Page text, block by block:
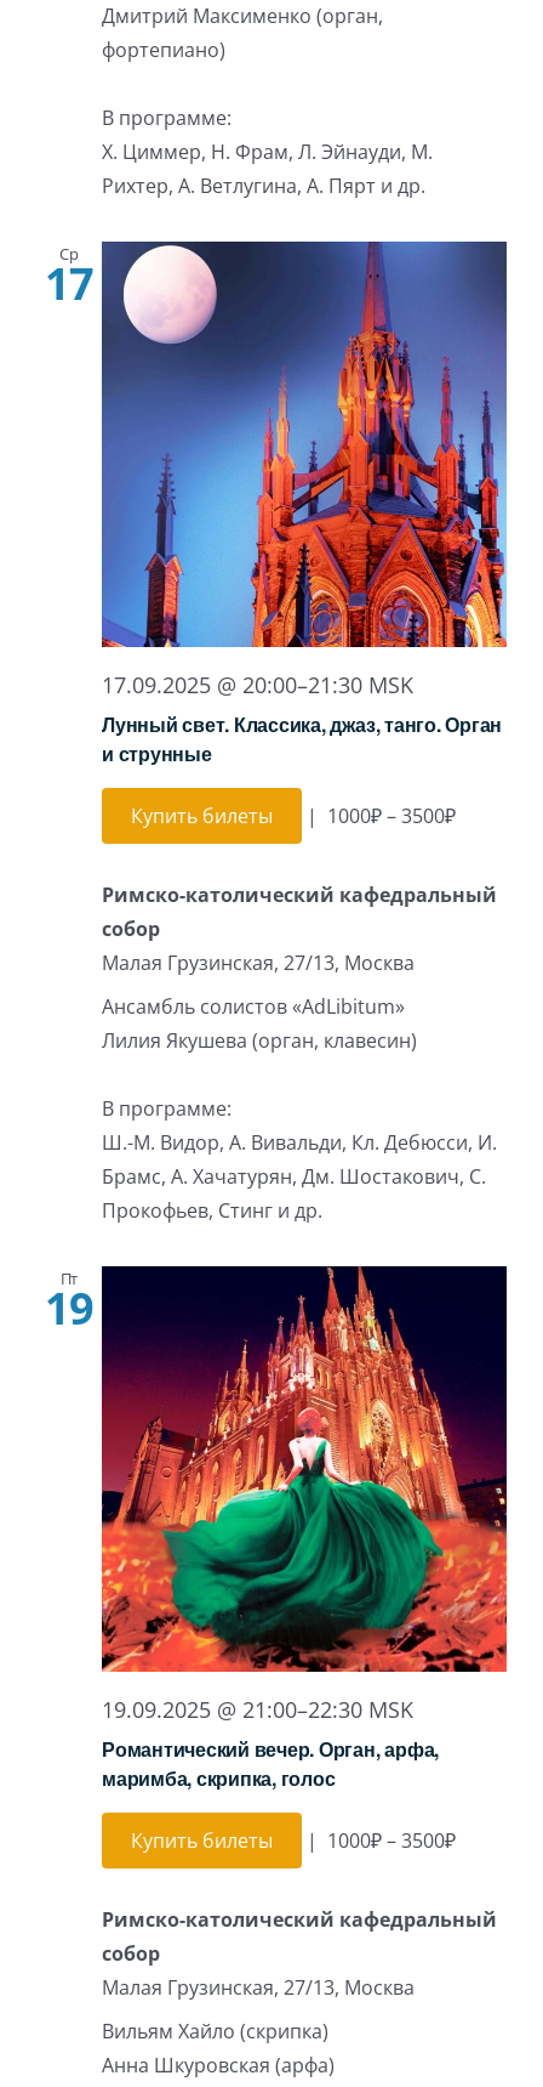
Дмитрий Максименко (орган,
фортепиано)
В программе:
Х. Циммер, Н. Фрам, Л. Эйнауди, М.
Рихтер, А. Ветлугина, А. Пярт и др.
Ср
17
17.09.2025 @ 20:00–21:30 MSK
Лунный свет. Классика, джаз, танго. Орган
и струнные
Купить билеты | 1000₽ – 3500₽
Римско-католический кафедральный
собор
Малая Грузинская, 27/13, Москва
Ансамбль солистов «AdLibitum»
Лилия Якушева (орган, клавесин)
В программе:
Ш.-М. Видор, А. Вивальди, Кл. Дебюсси, И.
Брамс, А. Хачатурян, Дм. Шостакович, С.
Прокофьев, Стинг и др.
Пт
19
19.09.2025 @ 21:00–22:30 MSK
Романтический вечер. Орган, арфа,
маримба, скрипка, голос
Купить билеты | 1000₽ – 3500₽
Римско-католический кафедральный
собор
Малая Грузинская, 27/13, Москва
Вильям Хайло (скрипка)
Анна Шкуровская (арфа)